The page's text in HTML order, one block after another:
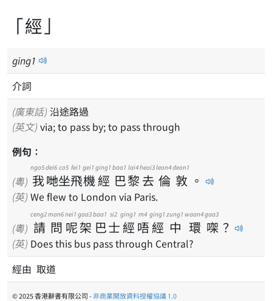
「經」
ging1
介詞
(廣東話) 沿途路過
(英文) via; to pass by; to pass through
例句：
(粵) 我
ngo5
哋
dei6
坐
co5
飛
fei1
機
gei1
經
ging1
巴
baa1
黎
lai4
去
heoi3
倫
leon4
敦
deon1
。
(英) We flew to London via Paris.
(粵) 請
ceng2
問
man6
呢
nei1
架
gaa3
巴
baa1
士
si2
經
ging1
唔
m4
經
ging1
中
zung1
環
waan4
㗎
gaa3
？
(英) Does this bus pass through Central?
經由 取道
© 2025 香港辭書有限公司 -非商業開放資料授權協議 1.0